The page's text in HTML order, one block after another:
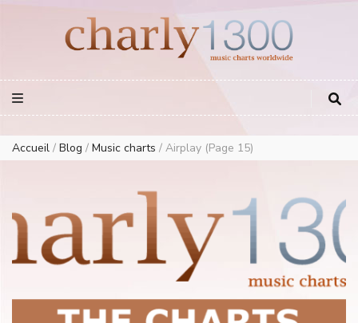
European Music Charts plus USA and Australia
Accueil / Blog / Music charts / Airplay (Page 15)